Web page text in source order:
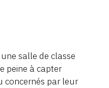
salle de classe
peine à capter
concernés par leur